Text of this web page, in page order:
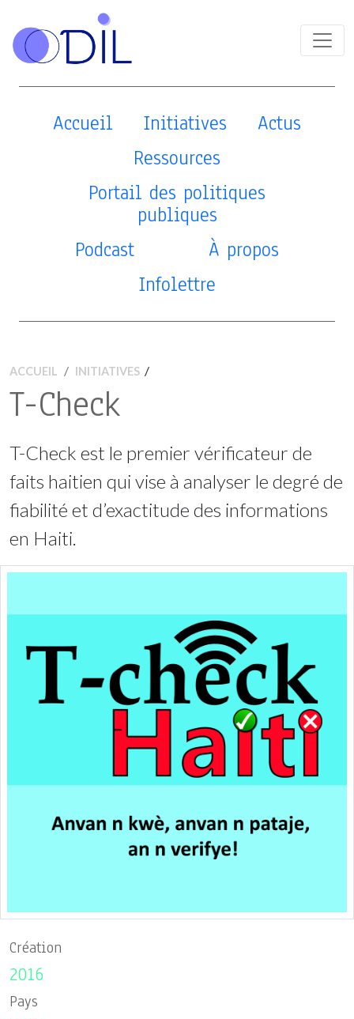
Accueil Initiatives
Actus
Ressources
Portail des politiques
publiques
Podcast
À propos
Infolettre
ACCUEIL INITIATIVES /
T-Check
T-Check est le premier vérificateur de
faits haitien qui vise à analyser le degré de
fiabilité et d’exactitude des informations
en Haiti.
Création
2016
Pays